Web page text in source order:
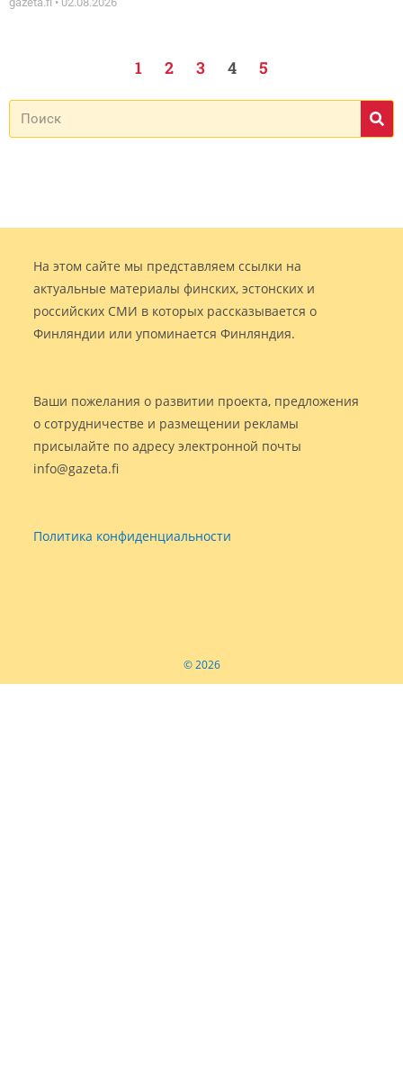
1 2 3 4 5
На этом сайте мы представляем ссылки на
актуальные материалы финских, эстонских и
российских СМИ в которых рассказывается о
Финляндии или упоминается Финляндия.
Ваши пожелания о развитии проекта, предложения
о сотрудничестве и размещении рекламы
присылайте по адресу электронной почты
info@gazeta.fi
Политика конфиденциальности
© 2026